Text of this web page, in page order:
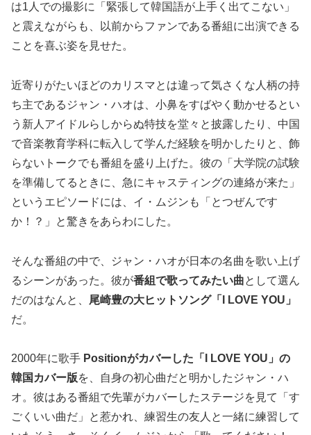
は1人での撮影に「緊張して韓国語が上手く出てこない」
と震えながらも、以前からファンである番組に出演できる
ことを喜ぶ姿を見せた。
近寄りがたいほどのカリスマとは違って気さくな人柄の持
ち主であるジャン・ハオは、小鼻をすばやく動かせるとい
う新人アイドルらしからぬ特技を堂々と披露したり、中国
で音楽教育学科に転入して学んだ経験を明かしたりと、飾
らないトークでも番組を盛り上げた。彼の「大学院の試験
を準備してるときに、急にキャスティングの連絡が来た」
というエピソードには、イ・ムジンも「とつぜんです
か！？」と驚きをあらわにした。
そんな番組の中で、ジャン・ハオが日本の名曲を歌い上げ
るシーンがあった。彼が番組で歌ってみたい曲として選ん
だのはなんと、
尾崎豊の大ヒットソング「I LOVE YOU」
だ。
2000年に歌手 Positionがカバーした「I LOVE YOU」の
韓国カバー版を、自身の初心曲だと明かしたジャン・ハ
オ。彼はある番組で先輩がカバーしたステージを見て「す
ごくいい曲だ」と惹かれ、練習生の友人と一緒に練習して